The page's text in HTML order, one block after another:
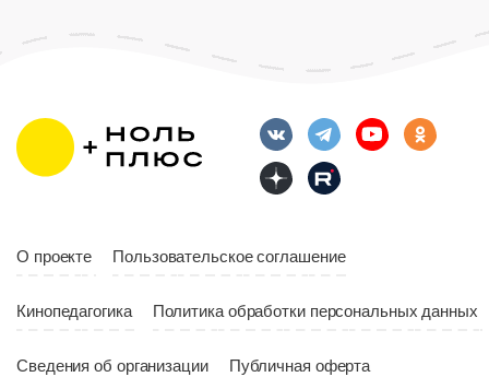
О проекте Пользовательское соглашение
Кинопедагогика Политика обработки персональных данных
Сведения об организации Публичная оферта